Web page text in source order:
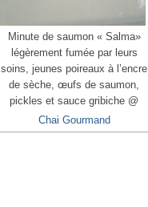
Minute de saumon « Salma»
légèrement fumée par leurs
soins, jeunes poireaux à l’encre
de sèche, œufs de saumon,
pickles et sauce gribiche @
Chai Gourmand